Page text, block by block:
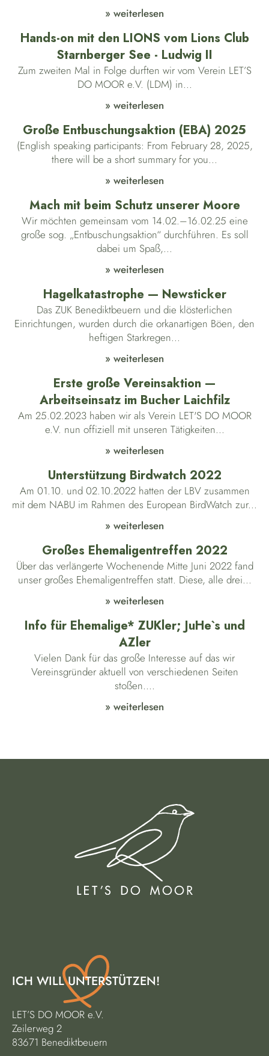
» weiterlesen
Hands-on mit den LIONS vom Lions Club
Starnberger See - Ludwig II
Zum zweiten Mal in Folge durften wir vom Verein LET’S
DO MOOR e.V. (LDM) in...
» weiterlesen
Große Entbuschungsaktion (EBA) 2025
(English speaking participants: From February 28, 2025,
there will be a short summary for you...
» weiterlesen
Mach mit beim Schutz unserer Moore
Wir möchten gemeinsam vom 14.02.–16.02.25 eine
große sog. „Entbuschungsaktion“ durchführen. Es soll
dabei um Spaß,...
» weiterlesen
Hagelkatastrophe — Newsticker
Das ZUK Benediktbeuern und die klösterlichen
Einrichtungen, wurden durch die orkanartigen Böen, den
heftigen Starkregen...
» weiterlesen
Erste große Vereinsaktion —
Arbeitseinsatz im Bucher Laichfilz
Am 25.02.2023 haben wir als Verein LET'S DO MOOR
e.V. nun offiziell mit unseren Tätigkeiten...
» weiterlesen
Unterstützung Birdwatch 2022
Am 01.10. und 02.10.2022 hatten der LBV zusammen
mit dem NABU im Rahmen des European BirdWatch zur...
» weiterlesen
Großes Ehemaligentreffen 2022
Über das verlängerte Wochenende Mitte Juni 2022 fand
unser großes Ehemaligentreffen statt. Diese, alle drei...
» weiterlesen
Info für Ehemalige* ZUKler; JuHe`s und
AZler
Vielen Dank für das große Interesse auf das wir
Vereinsgründer aktuell von verschiedenen Seiten
stoßen....
» weiterlesen
ICH WILL UNTERSTÜTZEN!
LET’S DO MOOR e.V.
Zeilerweg 2
83671 Benediktbeuern